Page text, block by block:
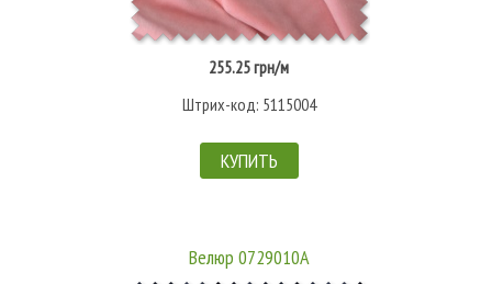
255.25 грн/м
Штрих-код: 5115004
КУПИТЬ
Велюр 0729010А